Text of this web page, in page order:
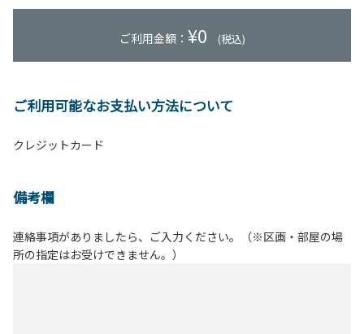
ご利用金額： ¥0 (税込)
ご利用可能なお支払い方法について
クレジットカード
備考欄
連絡事項がありましたら、ご入力ください。（※区画・部屋の場
所の指定はお受けできません。）